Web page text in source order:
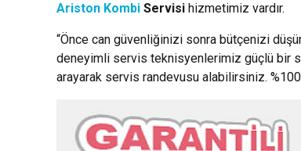
Ariston Kombi Servisi hizmetimiz vardır.
“Önce can güvenliğinizi sonra bütçenizi
deneyimli servis teknisyenlerimiz güçlü bir
arayarak servis randevusu alabilirsiniz.